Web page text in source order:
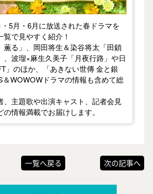
5月・6月に放送された春ドラマを
覧で見やすく紹介！
薫る」、岡田将生＆染谷将太「田鎖
、波瑠×麻生久美子「月夜行路」や日
」のほか、「あきない世傳 金と銀
＆WOWOWドラマの情報も含めて総
、主題歌や出演キャスト、記者会見
の情報満載でお届けします。
一覧へ戻る 次の記事へ